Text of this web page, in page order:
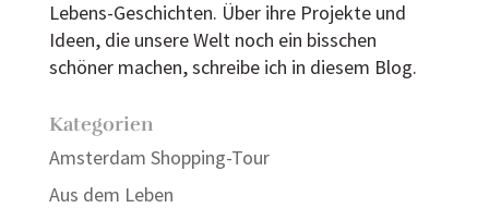
Lebens-Geschichten. Über ihre Projekte und
Ideen, die unsere Welt noch ein bisschen
schöner machen, schreibe ich in diesem Blog.
Kategorien
Amsterdam Shopping-Tour
Aus dem Leben